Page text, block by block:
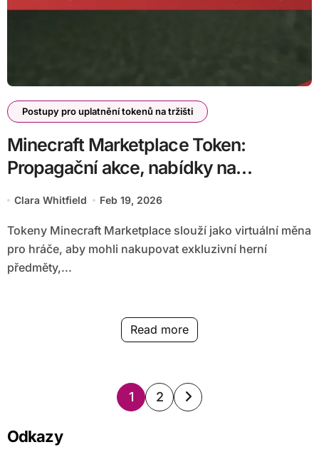
Postupy pro uplatnění tokenů na tržišti
Minecraft Marketplace Token:
Propagační akce, nabídky na
omezenou dobu, speciální předměty
Clara Whitfield Feb 19, 2026
Tokeny Minecraft Marketplace slouží jako virtuální měna
pro hráče, aby mohli nakupovat exkluzivní herní
předměty,...
Read more
Posts
1 2
Odkazy